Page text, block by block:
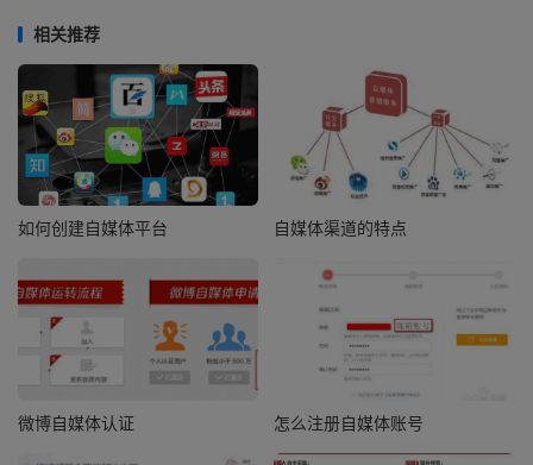
相关推荐
如何创建自媒体平台 自媒体渠道的特点
微博自媒体认证 怎么注册自媒体账号